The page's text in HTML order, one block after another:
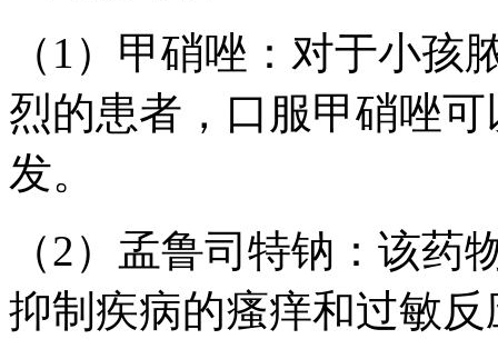
（1）甲硝唑：对于小
烈的患者，口服甲硝唑
发。
（2）孟鲁司特钠：该药
抑制疾病的瘙痒和过敏反